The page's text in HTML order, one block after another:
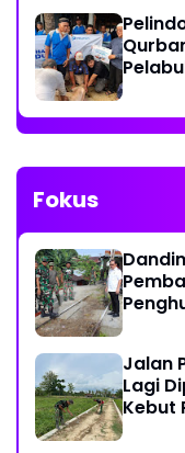
Fokus
Jalan
Lagi
Kebut